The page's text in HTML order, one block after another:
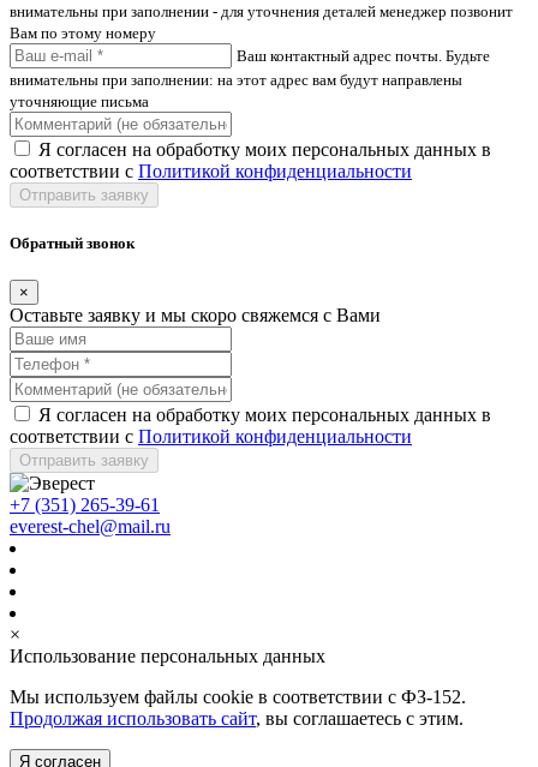
внимательны при заполнении - для уточнения деталей менеджер позвонит
Вам по этому номеру
Ваш контактный адрес почты. Будьте
внимательны при заполнении: на этот адрес вам будут направлены
уточняющие письма
Я согласен на обработку моих персональных данных в
соответствии с Политикой конфиденциальности
Отправить заявку
Обратный звонок
×
Оставьте заявку и мы скоро свяжемся с Вами
Я согласен на обработку моих персональных данных в
соответствии с Политикой конфиденциальности
Отправить заявку
+7 (351) 265-39-61
everest-chel@mail.ru
×
Использование персональных данных
Мы используем файлы cookie в соответствии с ФЗ-152.
Продолжая использовать сайт, вы соглашаетесь с этим.
Я согласен